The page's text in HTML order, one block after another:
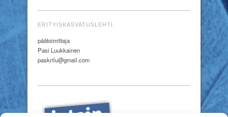
ERITYISKASVATUSLEHTI
päätoimittaja
Pasi Luukkainen
paskrilu@gmail.com